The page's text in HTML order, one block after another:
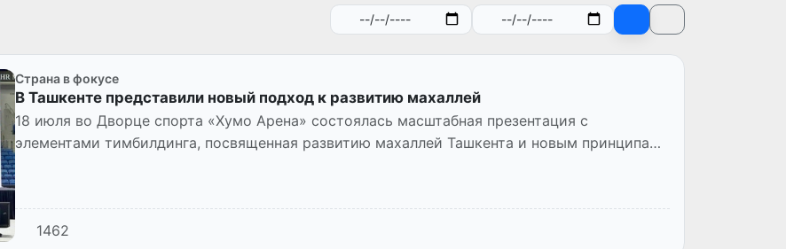
Страна в фокусе
В Ташкенте представили новый подход к развитию махаллей
18 июля во Дворце спорта «Хумо Арена» состоялась масштабная презентация с
элементами тимбилдинга, посвященная развитию махаллей Ташкента и новым принципам
1462